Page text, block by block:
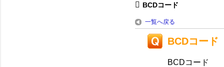
BCDコード
一覧へ戻る
BCDコード
BCDコード